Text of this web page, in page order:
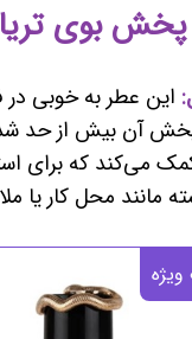
بوی
این عطر به خوبی
آن بیش از حد
می‌کند که برای
مانند محل کار یا